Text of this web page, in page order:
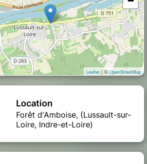
Leaflet | ©OpenStreetMap
Location
Forêt d'Amboise, (Lussault-sur-
Loire, Indre-et-Loire)